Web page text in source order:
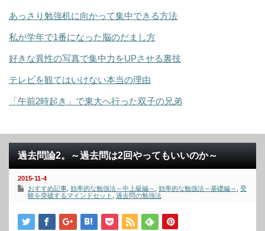
あっさり勉強机に向かって集中できる方法
私が学年で1番になった脳のだまし方
好きな異性の写真で集中力をUPさせる裏技
テレビを観てはいけない本当の理由
「午前2時起き」で東大へ行った双子の兄弟
過去問論2。～過去問は2回やってもいいのか～
2015-11-4
おすすめ記事 効率的な勉強法～中上級編～ 効率的な勉強法～基礎編～
受
験を突破するマインドセット
過去問の勉強法